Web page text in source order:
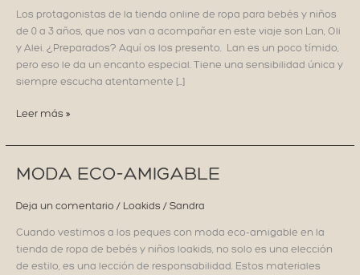
Los protagonistas de la tienda online de ropa para bebés y niños
de 0 a 3 años, que nos van a acompañar en este viaje son Lan, Oli
y Alei. ¿Preparados? Aquí os los presento. Lan es un poco tímido,
pero eso le da un encanto especial. Tiene una sensibilidad única y
siempre escucha atentamente […]
LOS
DE
Leer más »
MODA ECO-AMIGABLE
Deja un comentario / Loakids / Sandra
Cuando vestimos a los peques con moda eco-amigable en la
tienda de ropa de bebés y niños loakids, no solo es una elección
de estilo, es una lección de responsabilidad. Estos materiales